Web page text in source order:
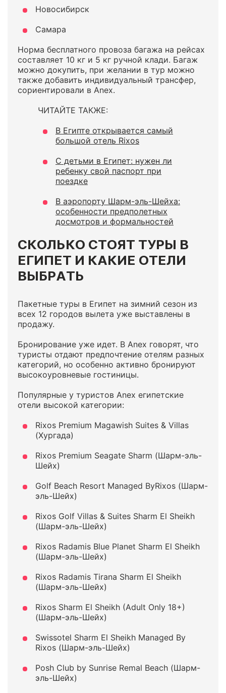
Новосибирск
Самара
Норма бесплатного провоза багажа на рейсах
составляет 10 кг и 5 кг ручной клади. Багаж
можно докупить, при желании в тур можно
также добавить индивидуальный трансфер,
сориентировали в Anex.
ЧИТАЙТЕ ТАКЖЕ:
В Египте открывается самый
большой отель Rixos
С детьми в Египет: нужен ли
ребенку свой паспорт при
поездке
В аэропорту Шарм-эль-Шейха:
особенности предполетных
досмотров и формальностей
СКОЛЬКО СТОЯТ ТУРЫ В
ЕГИПЕТ И КАКИЕ ОТЕЛИ
ВЫБРАТЬ
Пакетные туры в Египет на зимний сезон из
всех 12 городов вылета уже выставлены в
продажу.
Бронирование уже идет. В Anex говорят, что
туристы отдают предпочтение отелям разных
категорий, но особенно активно бронируют
высокоуровневые гостиницы.
Популярные у туристов Anex египетские
отели высокой категории:
Rixos Premium Magawish Suites & Villas
(Хургада)
Rixos Premium Seagate Sharm (Шарм-эль-
Шейх)
Golf Beach Resort Managed ByRixos (Шарм-
эль-Шейх)
Rixos Golf Villas & Suites Sharm El Sheikh
(Шарм-эль-Шейх)
Rixos Radamis Blue Planet Sharm El Sheikh
(Шарм-эль-Шейх)
Rixos Radamis Tirana Sharm El Sheikh
(Шарм-эль-Шейх)
Rixos Sharm El Sheikh (Adult Only 18+)
(Шарм-эль-Шейх)
Swissotel Sharm El Sheikh Managed By
Rixos (Шарм-эль-Шейх)
Posh Club by Sunrise Remal Beach (Шарм-
эль-Шейх)